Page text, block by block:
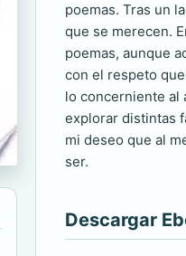
poemas. Tras un
que se merecen.
poemas, aunque
con el respeto
lo concerniente al
explorar distintas
mi deseo que al
ser.
Descargar